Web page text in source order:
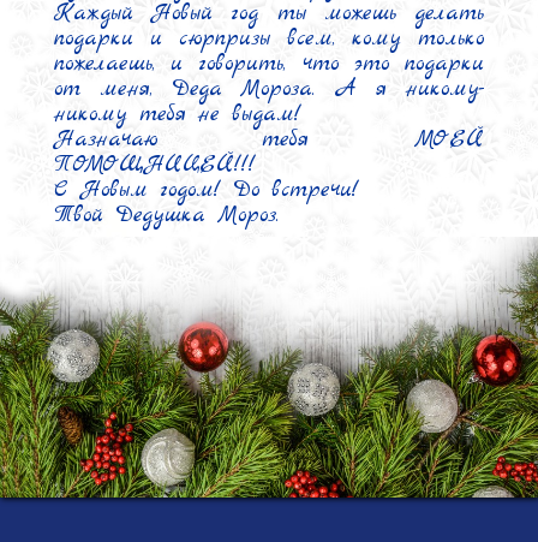
Каждый Новый год ты можешь делать
подарки и сюрпризы всем, кому только
пожелаешь, и говорить, что это подарки
от меня, Деда Мороза. А я никому-
никому тебя не выдам!
Назначаю тебя МОЕЙ
ПОМОЩНИЦЕЙ!!!
С Новым годом! До встречи!
Твой Дедушка Мороз.